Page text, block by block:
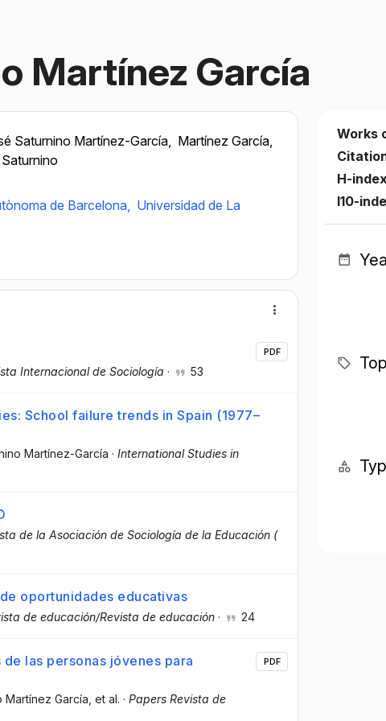
Martínez García
Saturnino Martínez-García, Martínez García,
de Barcelona, Universidad de La
Internacional de Sociología · 53
PDF
School failure trends in Spain (1977–
Martínez-García · International Studies in
de la Asociación de Sociología de la Educación (
oportunidades educativas
de educación/Revista de educación · 24
las personas jóvenes para
Martínez García , et al. · Papers Revista de
PDF
Works
H-
I10-